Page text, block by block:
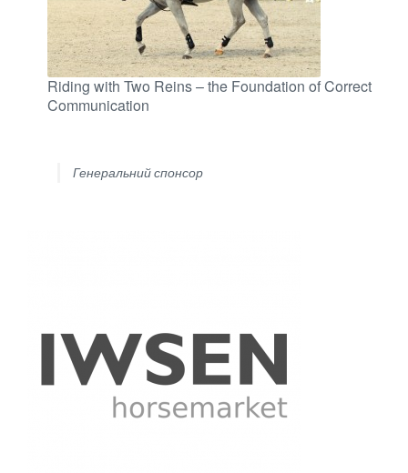
Riding with Two Reins – the Foundation of Correct
Communication
Генеральний спонсор